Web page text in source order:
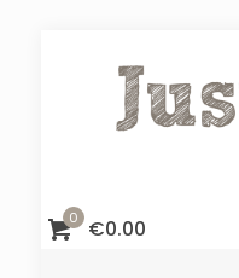
0 €0.00